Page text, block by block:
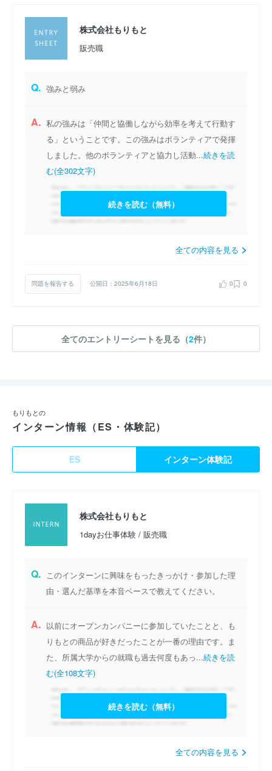
株式会社もりもと
販売職
Q. 強みと弱み
A. 私の強みは「仲間と協働しながら効率を考えて行動す
る」ということです。この強みはボランティアで発揮
しました。他のボランティアと協力し活動...続きを読
む(全302文字)
続きを読む（無料）
全ての内容を見る
問題を報告する 公開日：2025年6月18日 0 0
全てのエントリーシートを見る（2件）
もりもとの
インターン情報（ES・体験記）
ES インターン体験記
株式会社もりもと
1dayお仕事体験 / 販売職
Q. このインターンに興味をもったきっかけ・参加した理
由・選んだ基準を本音ベースで教えてください。
A. 以前にオープンカンパニーに参加していたことと、も
りもとの商品が好きだったことが一番の理由です。ま
た、所属大学からの就職も過去何度もあっ...続きを読
む(全108文字)
続きを読む（無料）
全ての内容を見る